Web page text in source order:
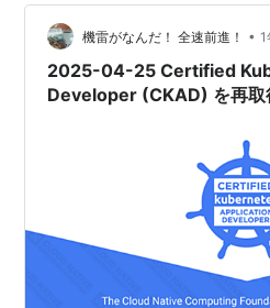
（Deployment）のラベル
機雷がなんだ！ 全速前進！ •
2025-04-25 Certified
Developer (CKAD) を再取